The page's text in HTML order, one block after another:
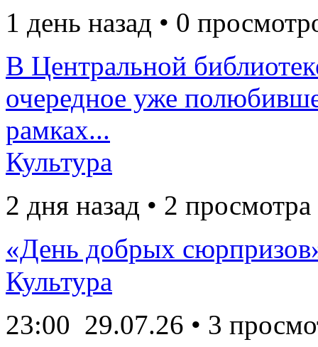
1 день назад • 0
В Центральной
очередное уже
рамках...
Культура
2 дня назад • 2 просмотра
«День добрых
Культура
23:00 29.07.26 • 3